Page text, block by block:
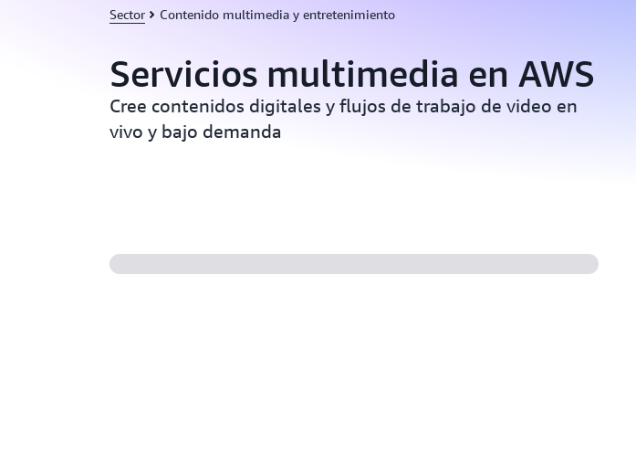
Sector Contenido multimedia y entretenimiento
Servicios multimedia en AWS
Cree contenidos digitales y flujos de trabajo de video en
vivo y bajo demanda